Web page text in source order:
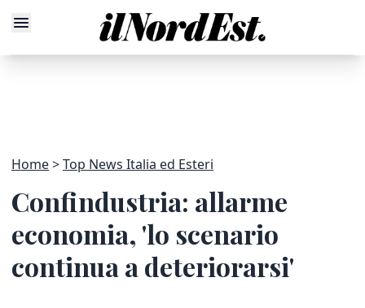
Home Top News Italia ed Esteri
Confindustria: allarme
economia, 'lo scenario
continua a deteriorarsi'